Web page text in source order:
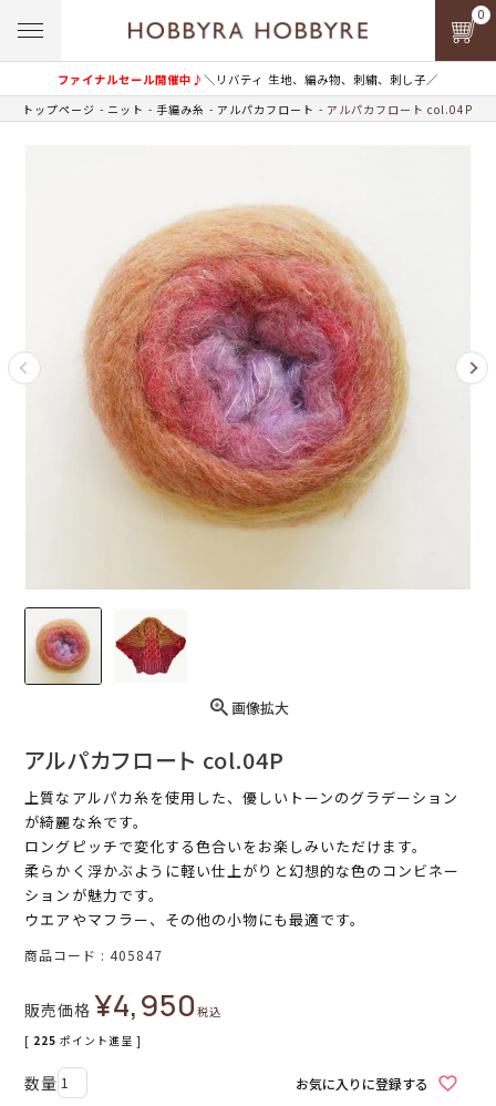
ファイナルセール開催中♪＼リバティ 生地、編み物、刺繍、刺し子／
0
トップページ ニット 手編み糸 アルパカフロート アルパカフロート col.04P
画像拡大
アルパカフロート col.04P
上質なアルパカ糸を使用した、優しいトーンのグラデーション
が綺麗な糸です。
ロングピッチで変化する色合いをお楽しみいただけます。
柔らかく浮かぶように軽い仕上がりと幻想的な色のコンビネー
ションが魅力です。
ウエアやマフラー、その他の小物にも最適です。
商品コード 405847
販売価格 ¥4,950税込
[ 225 ポイント進呈 ]
お気に入りに登録する